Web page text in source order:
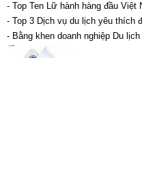
- Top Ten Lữ hành hàng đầu Việt
- Top 3 Dịch vụ du lịch yêu thích
- Bằng khen doanh nghiệp Du